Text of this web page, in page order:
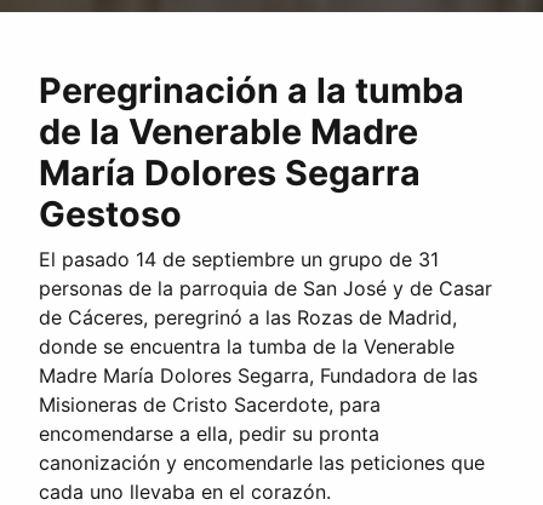
Peregrinación a la tumba
de la Venerable Madre
María Dolores Segarra
Gestoso
El pasado 14 de septiembre un grupo de 31
personas de la parroquia de San José y de Casar
de Cáceres, peregrinó a las Rozas de Madrid,
donde se encuentra la tumba de la Venerable
Madre María Dolores Segarra, Fundadora de las
Misioneras de Cristo Sacerdote, para
encomendarse a ella, pedir su pronta
canonización y encomendarle las peticiones que
cada uno llevaba en el corazón.